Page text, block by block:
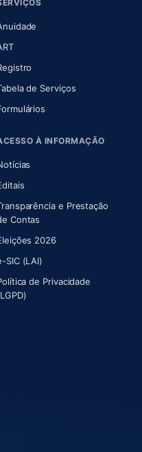
aba)
(abre em nova aba)
de Serviços
À INFORMAÇÃO
e Prestação
Contas
2026
SIC (LAI)
de Privacidade